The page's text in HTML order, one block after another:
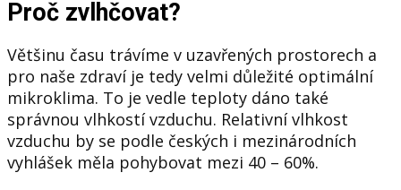
Proč zvlhčovat?
Většinu času trávíme v uzavřených prostorech a
pro naše zdraví je tedy velmi důležité optimální
mikroklima. To je vedle teploty dáno také
správnou vlhkostí vzduchu. Relativní vlhkost
vzduchu by se podle českých i mezinárodních
vyhlášek měla pohybovat mezi 40 – 60%.